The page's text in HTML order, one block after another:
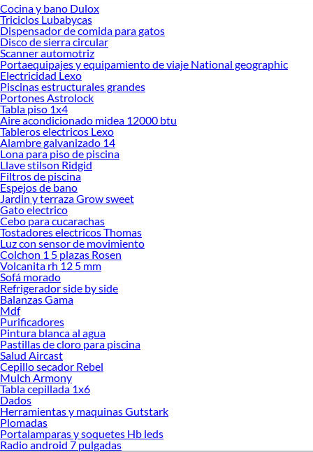
Cocina y bano Dulox
Triciclos Lubabycas
Dispensador de comida para gatos
Disco de sierra circular
Scanner automotriz
Portaequipajes y equipamiento de viaje National geographic
Electricidad Lexo
Piscinas estructurales grandes
Portones Astrolock
Tabla piso 1x4
Aire acondicionado midea 12000 btu
Tableros electricos Lexo
Alambre galvanizado 14
Lona para piso de piscina
Llave stilson Ridgid
Filtros de piscina
Espejos de bano
Jardin y terraza Grow sweet
Gato electrico
Cebo para cucarachas
Tostadores electricos Thomas
Luz con sensor de movimiento
Colchon 1 5 plazas Rosen
Volcanita rh 12 5 mm
Sofá morado
Refrigerador side by side
Balanzas Gama
Mdf
Purificadores
Pintura blanca al agua
Pastillas de cloro para piscina
Salud Aircast
Cepillo secador Rebel
Mulch Armony
Tabla cepillada 1x6
Dados
Herramientas y maquinas Gutstark
Plomadas
Portalamparas y soquetes Hb leds
Radio android 7 pulgadas